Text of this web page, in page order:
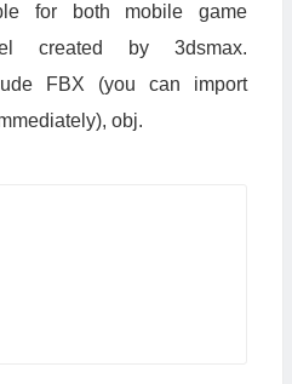
for both mobile game
created by 3dsmax.
FBX (you can import
obj.